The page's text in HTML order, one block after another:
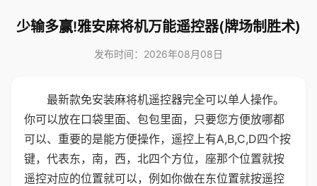
少输多赢!雅安麻将机万能遥控器(牌场制胜术)
发布时间：2026年08月08日
最新款免安装麻将机遥控器完全可以单人操作。
你可以放在口袋里面、包包里面，只要您方便放哪都
可以、重要的是能方便操作，遥控上有A,B,C,D四个按
键，代表东，南，西，北四个方位，座那个位置就按
遥控对应的位置就可以，例如你做在东位置就按遥控